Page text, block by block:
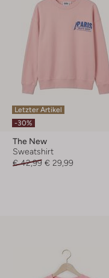
Letzter Artikel
-30%
The New
Sweatshirt
€ 42,99 € 29,99